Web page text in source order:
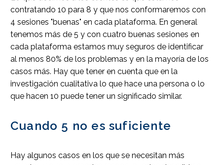
contratando 10 para 8 y que nos conformaremos con
4 sesiones "buenas" en cada plataforma. En general
tenemos más de 5 y con cuatro buenas sesiones en
cada plataforma estamos muy seguros de identificar
al menos 80% de los problemas y en la mayoría de los
casos más. Hay que tener en cuenta que en la
investigación cualitativa lo que hace una persona o lo
que hacen 10 puede tener un significado similar.
Cuando 5 no es suficiente
Hay algunos casos en los que se necesitan más